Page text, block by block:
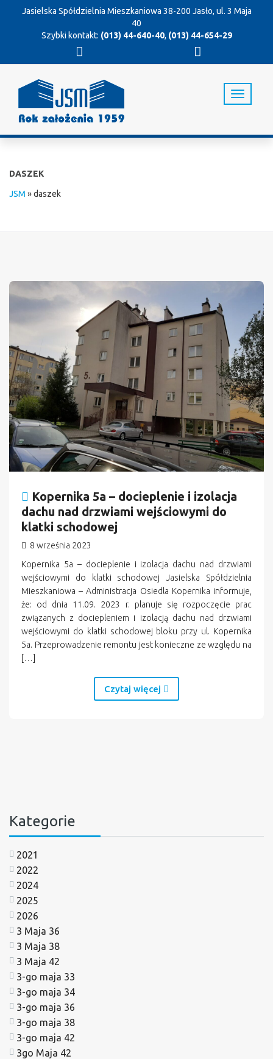
Jasielska Spółdzielnia Mieszkaniowa 38-200 Jasło, ul. 3 Maja
40
Szybki kontakt: (013) 44-640-40, (013) 44-654-29
T
o
DASZEK
JSM »daszek
Kopernika 5a – docieplenie i izolacja
dachu nad drzwiami wejściowymi do
klatki schodowej
8 września 2023
Kopernika 5a – docieplenie i izolacja dachu nad drzwiami
wejściowymi do klatki schodowej Jasielska Spółdzielnia
Mieszkaniowa – Administracja Osiedla Kopernika informuje,
że: od dnia 11.09. 2023 r. planuje się rozpoczęcie prac
związanych z dociepleniem i izolacją dachu nad drzwiami
wejściowymi do klatki schodowej bloku przy ul. Kopernika
5a. Przeprowadzenie remontu jest konieczne ze względu na
[…]
Czytaj więcej
Kategorie
2021
2022
2024
2025
2026
3 Maja 36
3 Maja 38
3 Maja 42
3-go maja 33
3-go maja 34
3-go maja 36
3-go maja 38
3-go maja 42
3go Maja 42